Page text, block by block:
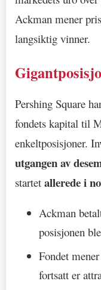
Ackman mener
langsiktig vinner.
Pershing Square
fondets kapital til
enkeltposisjoner.
utgangen av
startet allerede i
Ackman
posisjonen
Fondet
fortsatt er